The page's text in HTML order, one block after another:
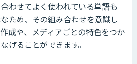
わせてよく使われている単語も
ため、その組み合わせを意識し
成や、メディアごとの特色をつか
げることができます。